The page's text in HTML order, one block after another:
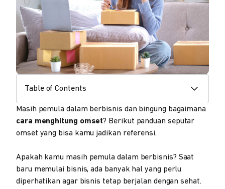
Table of Contents
Masih pemula dalam berbisnis dan bingung bagaimana
cara menghitung omset? Berikut panduan seputar
omset yang bisa kamu jadikan referensi.
Apakah kamu masih pemula dalam berbisnis? Saat
baru memulai bisnis, ada banyak hal yang perlu
diperhatikan agar bisnis tetap berjalan dengan sehat.